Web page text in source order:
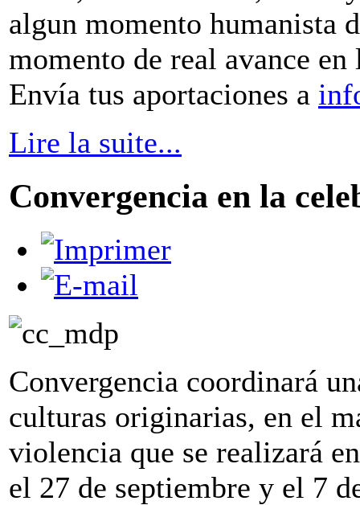
algun momento humanista
momento de real avance
Envía tus aportaciones a
Lire la suite...
Convergencia en la
Convergencia coordinará
culturas originarias, en el
violencia que se realizará
el 27 de septiembre y el 7